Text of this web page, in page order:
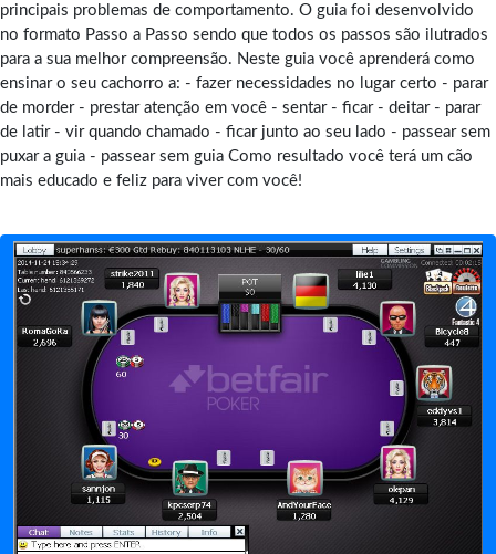
principais problemas de comportamento. O guia foi desenvolvido
no formato Passo a Passo sendo que todos os passos são ilutrados
para a sua melhor compreensão. Neste guia você aprenderá como
ensinar o seu cachorro a: - fazer necessidades no lugar certo - parar
de morder - prestar atenção em você - sentar - ficar - deitar - parar
de latir - vir quando chamado - ficar junto ao seu lado - passear sem
puxar a guia - passear sem guia Como resultado você terá um cão
mais educado e feliz para viver com você!